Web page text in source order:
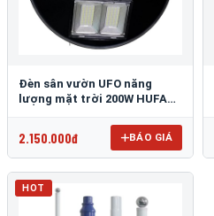
Đèn sân vườn UFO năng
lượng mặt trời 200W HUFA
2.150.000đ BÁO GIÁ
HOT